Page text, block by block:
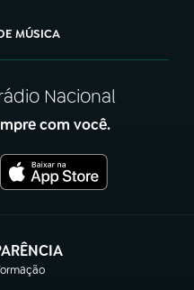
MÚSICA
Nacional
com você.
em nova aba)